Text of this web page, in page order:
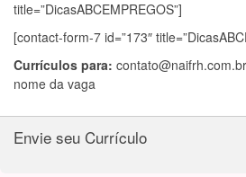
title=”DicasABCEMPREGOS”]
[contact-form-7 id=”173″
Currículos para: contato@naifrh.com.br
nome da vaga
Envie seu Currículo